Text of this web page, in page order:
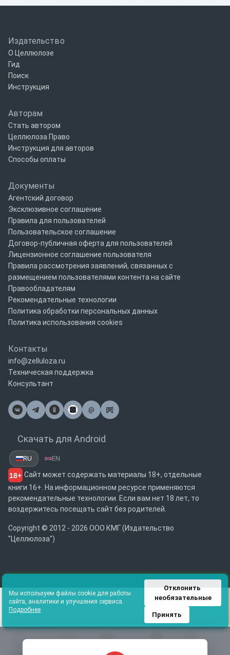
Каталог
Издательство
О Целлюлозе
Гид
Поиск
Инструкция
Авторам
Стать автором
Целлюлоза Право
Инструкция для авторов
Способы оплаты
Документы
Агентский договор
Эксклюзивное соглашение
Правила для пользователей
Пользовательское соглашение
Договор-публичная оферта для пользователей
Лицензионное соглашение пользователя
Правила рассмотрения заявлений, связанных с
размещением пользователями контента на сайте
Правообладателям
Рекомендательные технологии
Политика обработки персональных данных
Политика использования cookies
Контакты
info@zelluloza.ru
Техническая поддержка
Консультант
@
Почта
Скачать для Android
RU EN
18+ Сайт может содержать материалы 18+, отдельные
книги 16+. На информационном ресурсе применяются
рекомендательные технологии. Если вам нет 18 лет, то
воздержитесь посещать сайт без родителей.
Copyright © 2012 - 2026 ООО КМГ (Издательство
"Целлюлоза")
Мы используем файлы cookie для работы
сайта, аналитики и улучшения сервиса.
Подробнее
Отклонить
необязательные
Принять